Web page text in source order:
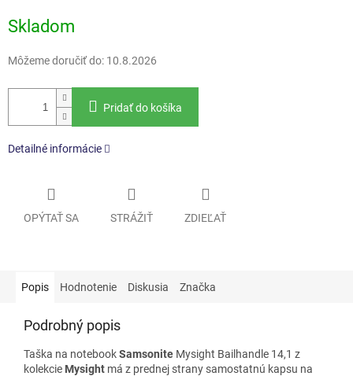
cena:
Skladom
Môžeme doručiť do: 10.8.2026
Pridať do košíka
Detailné informácie
OPÝTAŤ SA STRÁŽIŤ ZDIEĽAŤ
Popis Hodnotenie Diskusia Značka
Podrobný popis
Taška na notebookSamsonite Mysight Bailhandle 14,1 z
kolekcie Mysight má z prednej strany samostatnú kapsu na